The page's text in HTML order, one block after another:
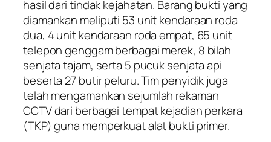
hasil dari tindak kejahatan. Barang bukti yang
diamankan meliputi 53 unit kendaraan roda
dua, 4 unit kendaraan roda empat, 65 unit
telepon genggam berbagai merek, 8 bilah
senjata tajam, serta 5 pucuk senjata api
beserta 27 butir peluru. Tim penyidik juga
telah mengamankan sejumlah rekaman
CCTV dari berbagai tempat kejadian perkara
(TKP) guna memperkuat alat bukti primer.